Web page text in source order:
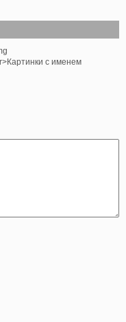
с именем